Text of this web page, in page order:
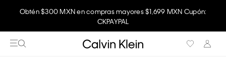
Obtén $300 MXN en compras mayores $1,699 MXN Cupón:
CKPAYPAL